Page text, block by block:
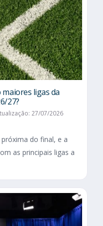
maiores ligas da
27?
27/07/2026
do final, e a
as principais ligas a